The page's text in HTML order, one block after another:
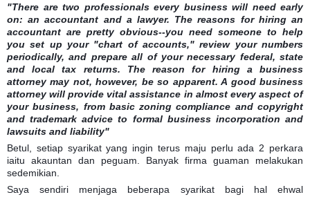
"There are two professionals every business will need early
on: an accountant and a lawyer. The reasons for hiring an
accountant are pretty obvious--you need someone to help
you set up your "chart of accounts," review your numbers
periodically, and prepare all of your necessary federal, state
and local tax returns. The reason for hiring a business
attorney may not, however, be so apparent. A good business
attorney will provide vital assistance in almost every aspect of
your business, from basic zoning compliance and copyright
and trademark advice to formal business incorporation and
lawsuits and liability"
Betul, setiap syarikat yang ingin terus maju perlu ada 2 perkara
iaitu akauntan dan peguam. Banyak firma guaman melakukan
sedemikian.
Saya sendiri menjaga beberapa syarikat bagi hal ehwal